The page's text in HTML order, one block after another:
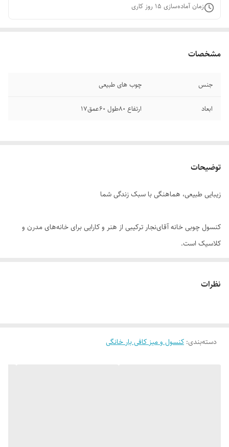
زمان آماده‌سازی 15 روز کاری
مشخصات
جنس چوب های طبیعی
ابعاد ارتفاع ۸۰طول ۶۰عمق۱۷
توضیحات
زیبایی طبیعی، هماهنگی با سبک زندگی شما
کنسول چوبی خانه آقای‌نجار ترکیبی از هنر و کارایی برای خانه‌های مدرن و
کلاسیک است.
نظرات
دسته‌بندی: کنسول و میز کافی بار خانگی